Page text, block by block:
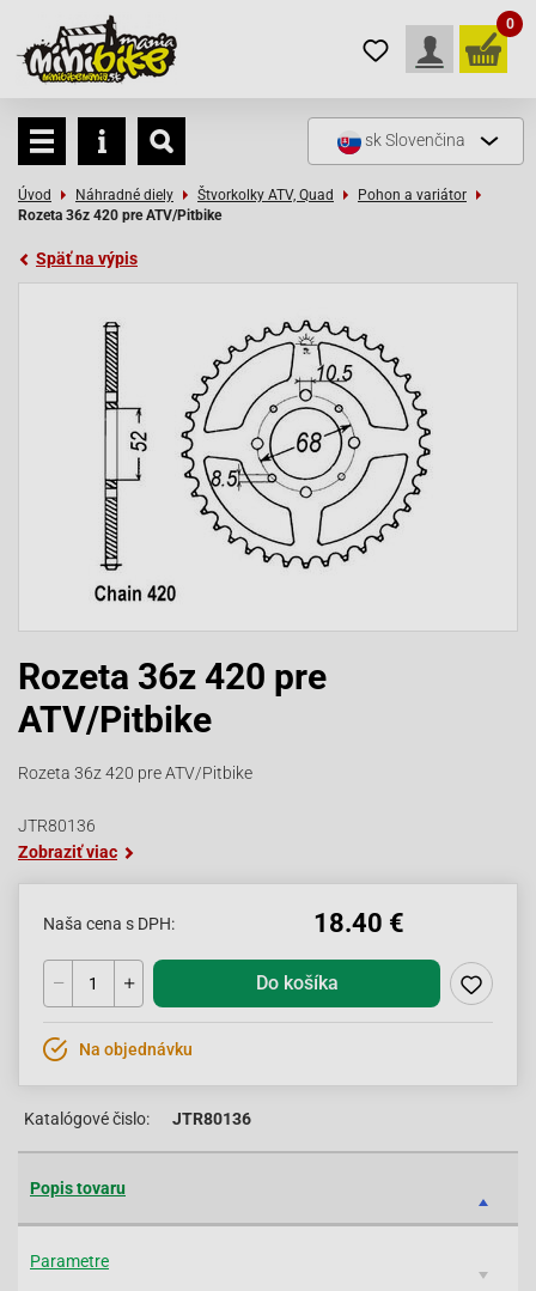
0
skSlovenčina
Úvod Náhradné diely Štvorkolky ATV, Quad
Pohon a variátor
Rozeta 36z 420 pre ATV/Pitbike
Späť na výpis
Rozeta 36z 420 pre
ATV/Pitbike
Rozeta 36z 420 pre ATV/Pitbike
JTR80136
Zobraziť viac
Naša cena s DPH: 18.40 €
Do košíka
Na objednávku
Katalógové čislo: JTR80136
Popis tovaru
Parametre